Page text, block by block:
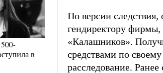
в
По версии
гендиректору фирмы,
«Калашников».
средствами по
расследование.